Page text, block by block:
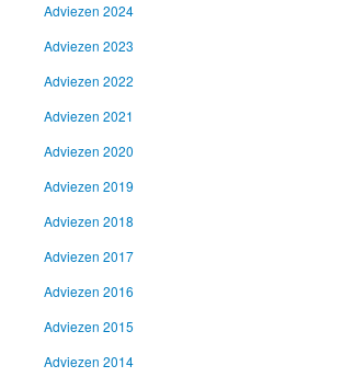
Adviezen 2024
Adviezen 2023
Adviezen 2022
Adviezen 2021
Adviezen 2020
Adviezen 2019
Adviezen 2018
Adviezen 2017
Adviezen 2016
Adviezen 2015
Adviezen 2014